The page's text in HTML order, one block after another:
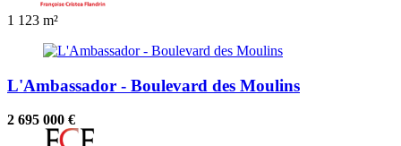
1 123 m²
L'Ambassador - Boulevard des Moulins
2 695 000 €